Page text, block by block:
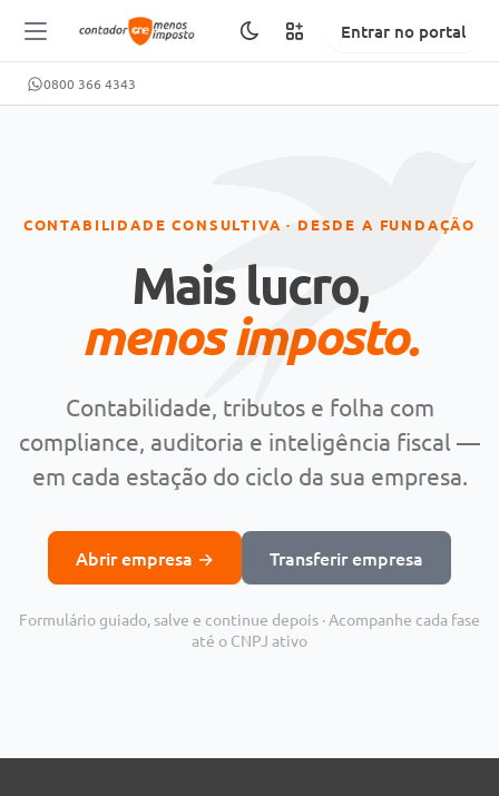
Entrar no portal
0800 366 4343
CONTABILIDADE CONSULTIVA · DESDE A FUNDAÇÃO
Mais lucro,
menos imposto.
Contabilidade, tributos e folha com
compliance, auditoria e inteligência fiscal —
em cada estação do ciclo da sua empresa.
Abrir empresa → Transferir empresa
Formulário guiado, salve e continue depois · Acompanhe cada fase
até o CNPJ ativo